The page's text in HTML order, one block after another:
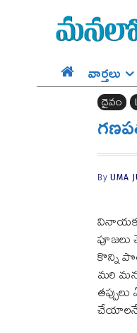
వార్తలు
దైవం
By UMA
వినాయక
కొన్ని
మరి